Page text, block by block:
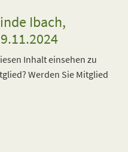
Ibach,
Inhalt einsehen zu
Werden Sie Mitglied